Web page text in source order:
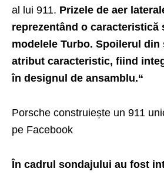
al lui 911. Prizele de aer
reprezentând o caracteristică
modelele Turbo. Spoilerul din
atribut caracteristic, fiind
în designul de ansamblu.“
Porsche construiește un 911
pe Facebook
În cadrul sondajului au fost